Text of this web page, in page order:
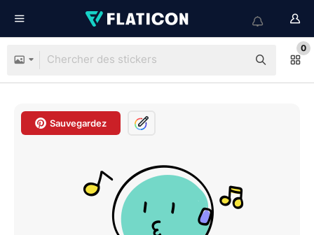
0
Sauvegardez